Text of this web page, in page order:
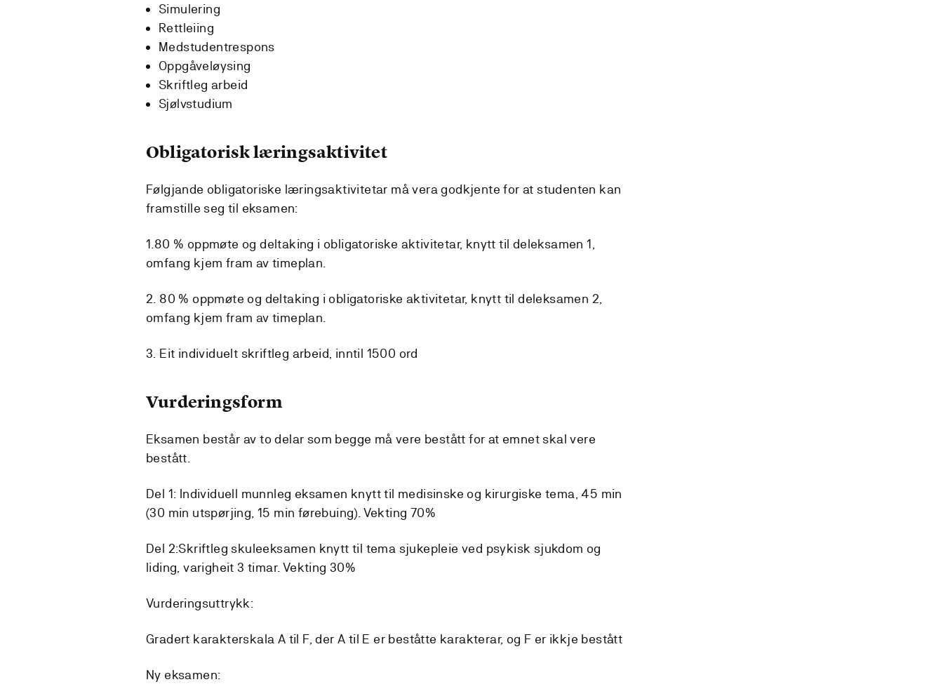
Simulering
Rettleiing
Medstudentrespons
Oppgåveløysing
Skriftleg arbeid
Sjølvstudium
Obligatorisk læringsaktivitet
Følgjande obligatoriske læringsaktivitetar må vera godkjente for at studenten kan
framstille seg til eksamen:
1.80 % oppmøte og deltaking i obligatoriske aktivitetar, knytt til deleksamen 1,
omfang kjem fram av timeplan.
2. 80 % oppmøte og deltaking i obligatoriske aktivitetar, knytt til deleksamen 2,
omfang kjem fram av timeplan.
3. Eit individuelt skriftleg arbeid, inntil 1500 ord
Vurderingsform
Eksamen består av to delar som begge må vere bestått for at emnet skal vere
bestått.
Del 1: Individuell munnleg eksamen knytt til medisinske og kirurgiske tema, 45 min
(30 min utspørjing, 15 min førebuing). Vekting 70%
Del 2:Skriftleg skuleeksamen knytt til tema sjukepleie ved psykisk sjukdom og
liding, varigheit 3 timar. Vekting 30%
Vurderingsuttrykk:
Gradert karakterskala A til F, der A til E er beståtte karakterar, og F er ikkje bestått
Ny eksamen: